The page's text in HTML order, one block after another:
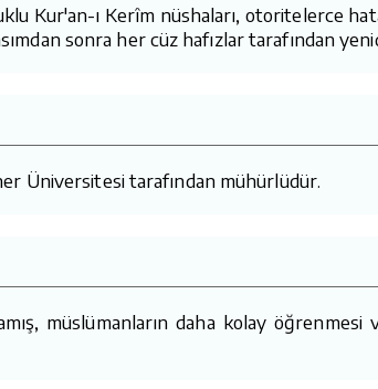
Kur'an-ı Kerîm nüshaları, otoritelerce
sonra her cüz hafızlar tarafından
Üniversitesi tarafından mühürlüdür.
müslümanların daha kolay